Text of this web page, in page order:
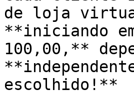
de loja
**iniciando
100,00,**
escolhido!**